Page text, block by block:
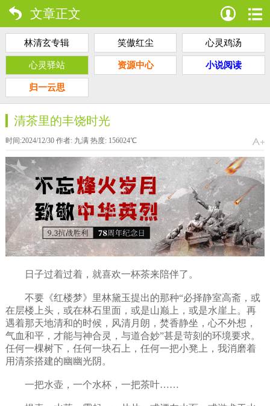
文章正文
林清玄专辑 笑傲红尘 心灵鸡汤
心灵驿站 资源中心 小说阅读
归一云思
清茶里的丰饶时光
时间:2024/12/30 作者: 九满热度: 156024℃
日子过着过着，就喜欢一杯茶来陪伴了。
不要《红楼梦》里林黛玉提出的那种“必择静室高斋，或
在层楼上头，或在林石里面，或是山巅上，或是水崖上。再
遇着那天地清和的时候，风清月朗，焚香静坐，心不外想，
气血和平，才能与神合灵，与道合妙”甚是苛刻的环境要求。
任何一棵树下，任何一块石上，任何一把小凳上，我消磨着
用清茶搭建的幽幽光阴。
一把水壶，一个水杯，一把茶叶……